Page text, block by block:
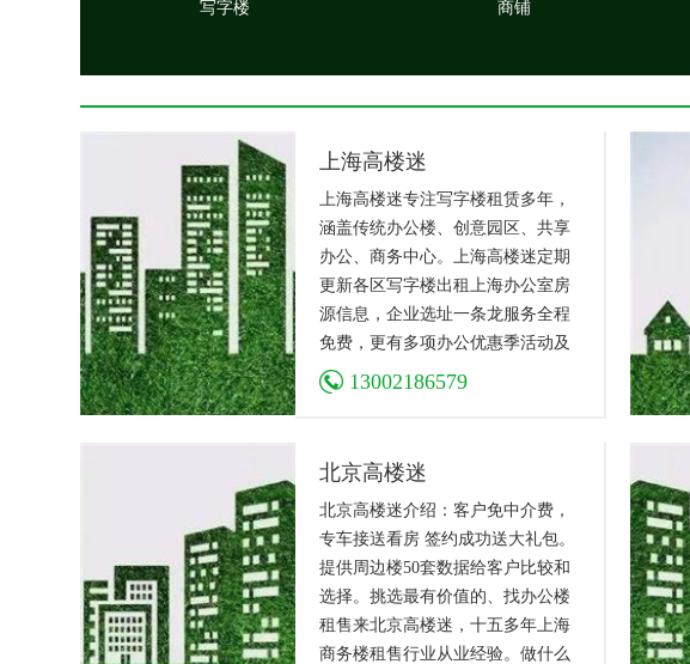
写字楼
上海写字楼，上海办公楼，上海办
公室，上海商务楼
商铺
上海商铺，上海店铺，上海门面
上海高楼迷
上海高楼迷专注写字楼租赁多年，
涵盖传统办公楼、创意园区、共享
办公、商务中心。上海高楼迷定期
更新各区写字楼出租上海办公室房
源信息，企业选址一条龙服务全程
免费，更有多项办公优惠季活动及
豪礼相赠，让办公室生活乐无忧。
13002186579
北京高楼迷
北京高楼迷介绍：客户免中介费，
专车接送看房 签约成功送大礼包。
提供周边楼50套数据给客户比较和
选择。挑选最有价值的、找办公楼
租售来北京高楼迷，十五多年上海
商务楼租售行业从业经验。做什么